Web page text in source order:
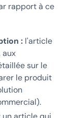
rapport à ce
: l'article
aux
sur le
le produit